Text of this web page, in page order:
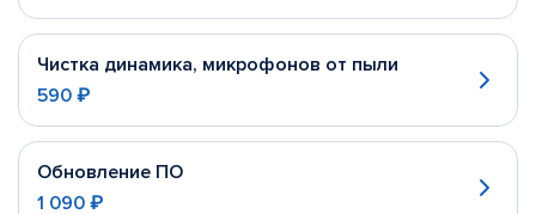
Чистка динамика, микрофонов от пыли
590 ₽
Обновление ПО
1 090 ₽